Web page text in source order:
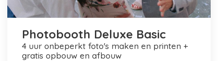
Photobooth Deluxe Basic
4 uur onbeperkt foto's maken en printen +
gratis opbouw en afbouw